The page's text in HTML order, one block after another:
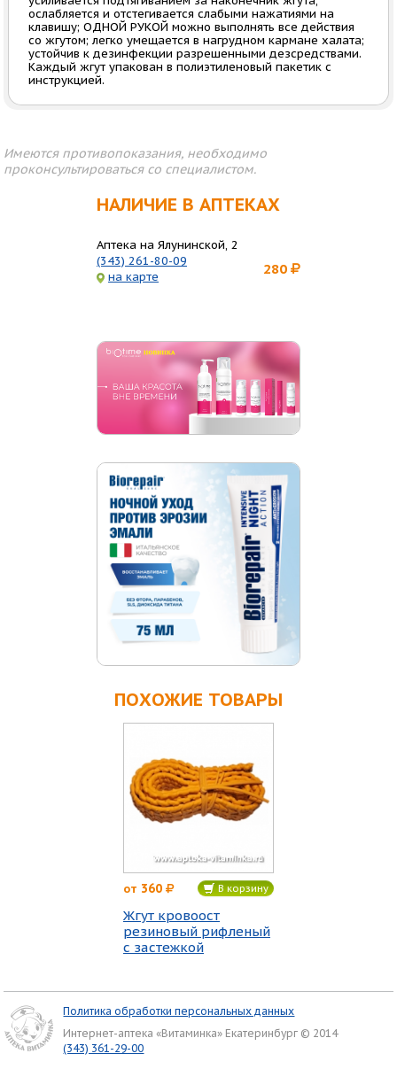
ослабляется и отстегивается слабыми нажатиями на
клавишу; ОДНОЙ РУКОЙ можно выполнять все действия
со жгутом; легко умещается в нагрудном кармане халата;
устойчив к дезинфекции разрешенными дезсредствами.
Каждый жгут упакован в полиэтиленовый пакетик с
инструкцией.
Имеются противопоказания, необходимо
проконсультироваться со специалистом.
НАЛИЧИЕ В АПТЕКАХ
Аптека на Ялунинской, 2
(343) 261-80-09
на карте
280
ПОХОЖИЕ ТОВАРЫ
от 360 В корзину
Жгут кровоост
резиновый рифленый
с застежкой
Политика обработки персональных данных
Интернет-аптека «Витаминка» Екатеринбург © 2014
(343) 361-29-00